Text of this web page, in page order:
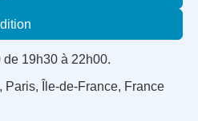
de 19h30 à 22h00.
Paris, Île-de-France, France